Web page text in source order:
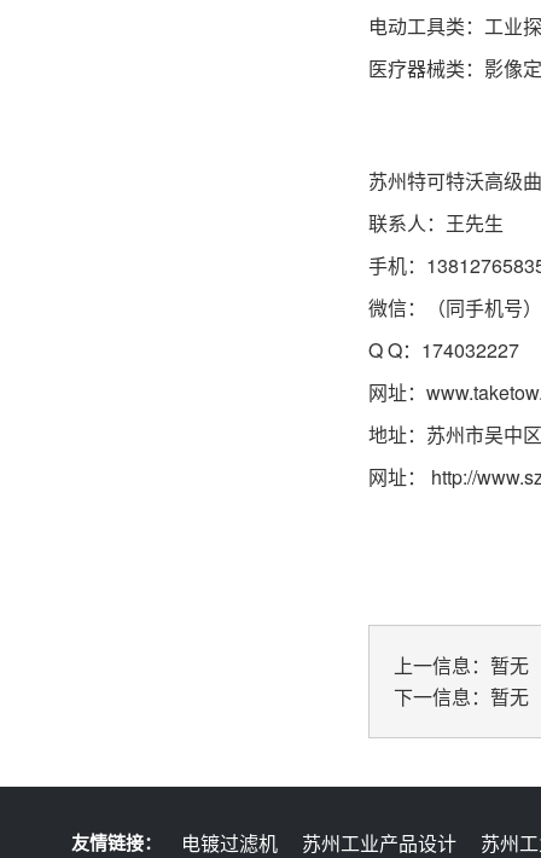
电动工具类：工业
医疗器械类：影像
苏州特可特沃高级
联系人：王先生
手机：
微信：（同手机号）
Q Q：174032227
网址：
地址：苏州市吴中
网址： http://
上一信息：暂无
下一信息：暂无
友情链接： 电镀过滤机 苏州工业产品设计
苏州